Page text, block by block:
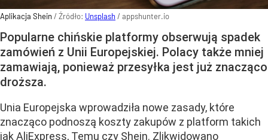
Aplikacja Shein / Źródło: Unsplash / appshunter.io
Popularne chińskie platformy obserwują spadek
zamówień z Unii Europejskiej. Polacy także mniej
zamawiają, ponieważ przesyłka jest już znacząco
droższa.
Unia Europejska wprowadziła nowe zasady, które
znacząco podnoszą koszty zakupów z platform takich
jak AliExpress, Temu czy Shein. Zlikwidowano